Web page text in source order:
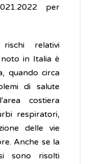
per
relativi
in Italia è
quando circa
di salute
costiera
respiratori,
delle vie
Anche se la
sono risolti